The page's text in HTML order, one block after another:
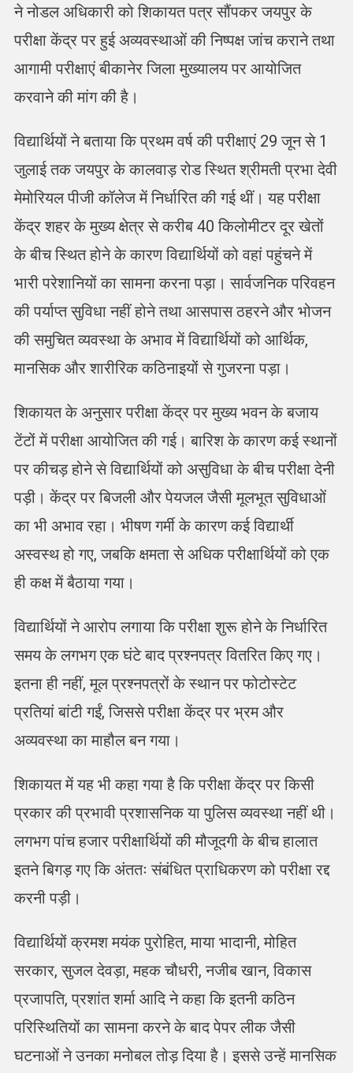
ने नोडल अधिकारी को शिकायत पत्र सौंपकर जयपुर के
परीक्षा केंद्र पर हुई अव्यवस्थाओं की निष्पक्ष जांच कराने तथा
आगामी परीक्षाएं बीकानेर जिला मुख्यालय पर आयोजित
करवाने की मांग की है।
विद्यार्थियों ने बताया कि प्रथम वर्ष की परीक्षाएं 29 जून से 1
जुलाई तक जयपुर के कालवाड़ रोड स्थित श्रीमती प्रभा देवी
मेमोरियल पीजी कॉलेज में निर्धारित की गई थीं। यह परीक्षा
केंद्र शहर के मुख्य क्षेत्र से करीब 40 किलोमीटर दूर खेतों
के बीच स्थित होने के कारण विद्यार्थियों को वहां पहुंचने में
भारी परेशानियों का सामना करना पड़ा। सार्वजनिक परिवहन
की पर्याप्त सुविधा नहीं होने तथा आसपास ठहरने और भोजन
की समुचित व्यवस्था के अभाव में विद्यार्थियों को आर्थिक,
मानसिक और शारीरिक कठिनाइयों से गुजरना पड़ा।
शिकायत के अनुसार परीक्षा केंद्र पर मुख्य भवन के बजाय
टेंटों में परीक्षा आयोजित की गई। बारिश के कारण कई स्थानों
पर कीचड़ होने से विद्यार्थियों को असुविधा के बीच परीक्षा देनी
पड़ी। केंद्र पर बिजली और पेयजल जैसी मूलभूत सुविधाओं
का भी अभाव रहा। भीषण गर्मी के कारण कई विद्यार्थी
अस्वस्थ हो गए, जबकि क्षमता से अधिक परीक्षार्थियों को एक
ही कक्ष में बैठाया गया।
विद्यार्थियों ने आरोप लगाया कि परीक्षा शुरू होने के निर्धारित
समय के लगभग एक घंटे बाद प्रश्नपत्र वितरित किए गए।
इतना ही नहीं, मूल प्रश्नपत्रों के स्थान पर फोटोस्टेट
प्रतियां बांटी गईं, जिससे परीक्षा केंद्र पर भ्रम और
अव्यवस्था का माहौल बन गया।
शिकायत में यह भी कहा गया है कि परीक्षा केंद्र पर किसी
प्रकार की प्रभावी प्रशासनिक या पुलिस व्यवस्था नहीं थी।
लगभग पांच हजार परीक्षार्थियों की मौजूदगी के बीच हालात
इतने बिगड़ गए कि अंततः संबंधित प्राधिकरण को परीक्षा रद्द
करनी पड़ी।
विद्यार्थियों क्रमश मयंक पुरोहित, माया भादानी, मोहित
सरकार, सुजल देवड़ा, महक चौधरी, नजीब खान, विकास
प्रजापति, प्रशांत शर्मा आदि ने कहा कि इतनी कठिन
परिस्थितियों का सामना करने के बाद पेपर लीक जैसी
घटनाओं ने उनका मनोबल तोड़ दिया है। इससे उन्हें मानसिक